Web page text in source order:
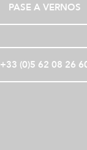
PASE A VERNOS
+33 (0)5 62 08 26